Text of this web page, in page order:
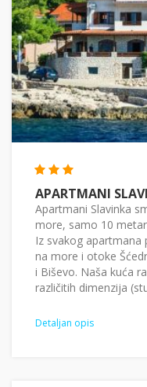
APARTMANI
Apartmani Slavinka
more, samo 10
Iz svakog apartmana
na more i otoke
i Biševo. Naša kuća
različitih dimenzija
Detaljan opis